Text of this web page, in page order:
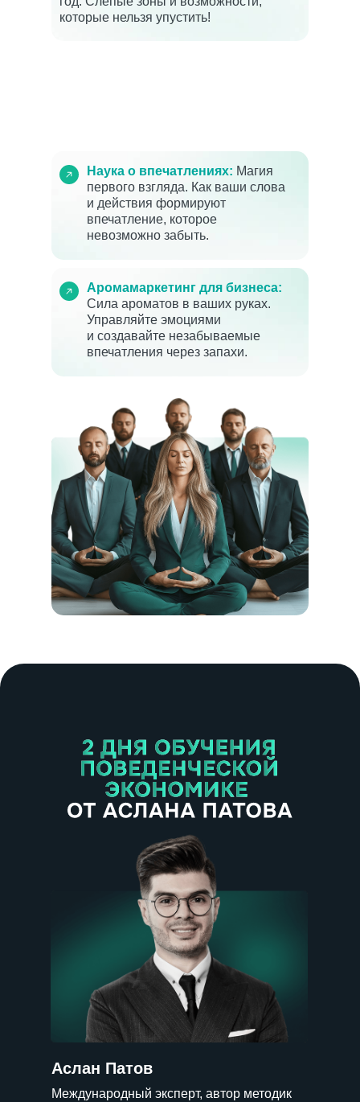
которые нельзя упустить!
Наука о впечатлениях: Магия
первого взгляда. Как ваши слова
и действия формируют
впечатление, которое
невозможно забыть.
Аромамаркетинг для бизнеса:
Сила ароматов в ваших руках.
Управляйте эмоциями
и создавайте незабываемые
впечатления через запахи.
Международный эксперт, автор методик
Аслан Патов